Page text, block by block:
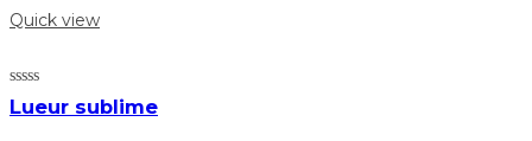
Quick view
Lueur sublime